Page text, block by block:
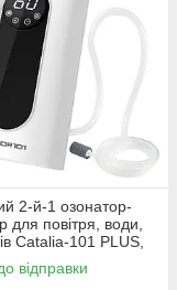
2-й-1 озонатор-
для повітря, води,
Catalia-101 PLUS,
таймер
відправки